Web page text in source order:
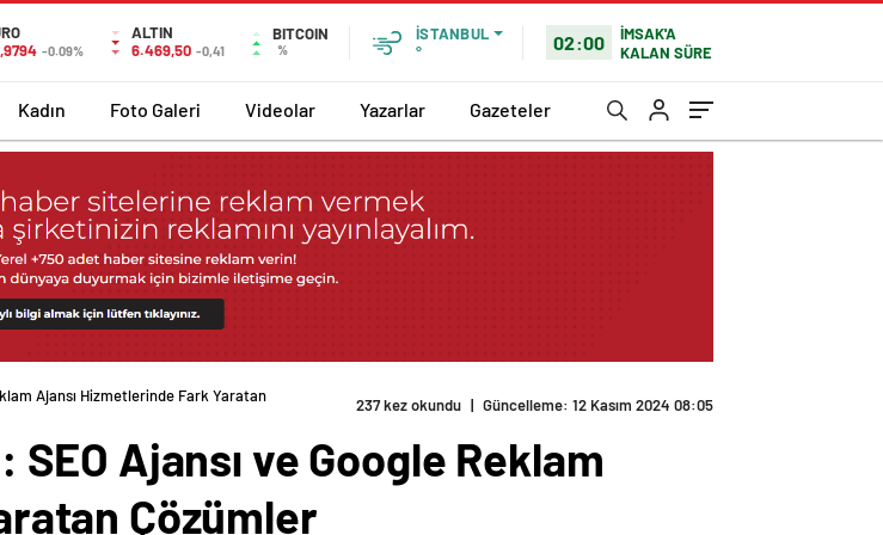
-0.09%
ALTIN
6.469,50 -0,41
BITCOIN
%
İSTANBUL
°
02:00
İMSAK'A
KALAN SÜRE
Kadın Foto Galeri Videolar Yazarlar Gazeteler
Ajansı Hizmetlerinde Fark Yaratan
237 kez okundu | Güncelleme: 12 Kasım 2024 08:05
Ajansı ve Google Reklam
Çözümler